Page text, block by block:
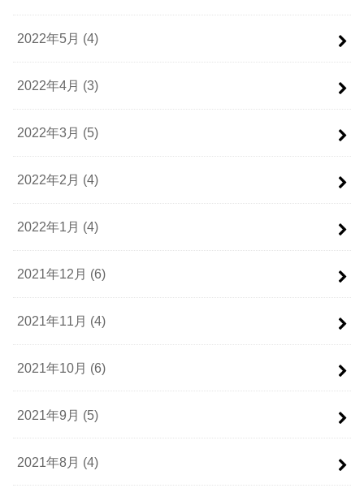
2022年5月 (4)
2022年4月 (3)
2022年3月 (5)
2022年2月 (4)
2022年1月 (4)
2021年12月 (6)
2021年11月 (4)
2021年10月 (6)
2021年9月 (5)
2021年8月 (4)